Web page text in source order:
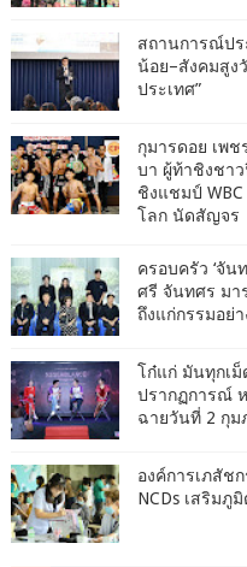
สถานการณ์ปร
น้อย–สังคมสูง
ประเทศ”
กุมารดอย เพช
บา ผู้ท้าชิงชา
ชิงแชมป์
โลก นัดสัญจร
ครอบครัว ‘จั
ศรี จันทศร มา
ถึงแก่กรรมอย่า
โก๋แก่ มันทุกเม็
ปรากฏการณ์
ฉายวันที่ 2 กุ
องค์การเภสัช
NCDs เสริมภู